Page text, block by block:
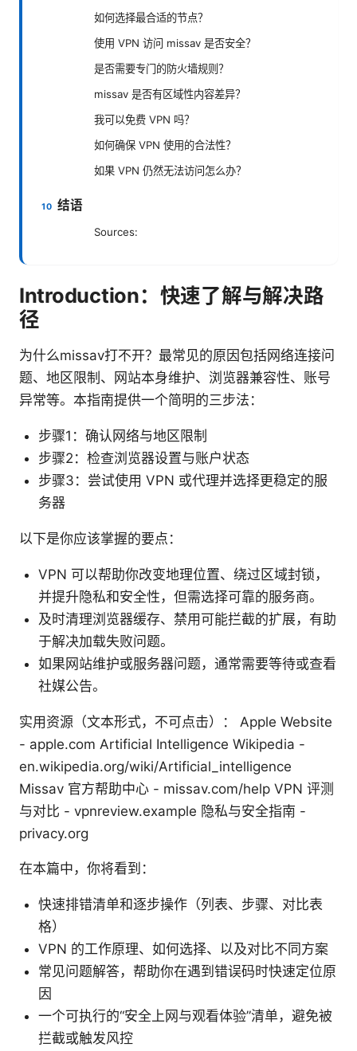
如何选择最合适的节点？
使用 VPN 访问 missav 是否安全？
是否需要专门的防火墙规则？
missav 是否有区域性内容差异？
我可以免费 VPN 吗？
如何确保 VPN 使用的合法性？
如果 VPN 仍然无法访问怎么办？
结语
Sources:
Introduction：快速了解与解决路
径
为什么missav打不开？最常见的原因包括网络连接问
题、地区限制、网站本身维护、浏览器兼容性、账号
异常等。本指南提供一个简明的三步法：
步骤1：确认网络与地区限制
步骤2：检查浏览器设置与账户状态
步骤3：尝试使用 VPN 或代理并选择更稳定的服
务器
以下是你应该掌握的要点：
VPN 可以帮助你改变地理位置、绕过区域封锁，
并提升隐私和安全性，但需选择可靠的服务商。
及时清理浏览器缓存、禁用可能拦截的扩展，有助
于解决加载失败问题。
如果网站维护或服务器问题，通常需要等待或查看
社媒公告。
实用资源（文本形式，不可点击）： Apple Website
- apple.com Artificial Intelligence Wikipedia -
en.wikipedia.org/wiki/Artificial_intelligence
Missav 官方帮助中心 - missav.com/help VPN 评测
与对比 - vpnreview.example 隐私与安全指南 -
privacy.org
在本篇中，你将看到：
快速排错清单和逐步操作（列表、步骤、对比表
格）
VPN 的工作原理、如何选择、以及对比不同方案
常见问题解答，帮助你在遇到错误码时快速定位原
因
一个可执行的“安全上网与观看体验”清单，避免被
拦截或触发风控